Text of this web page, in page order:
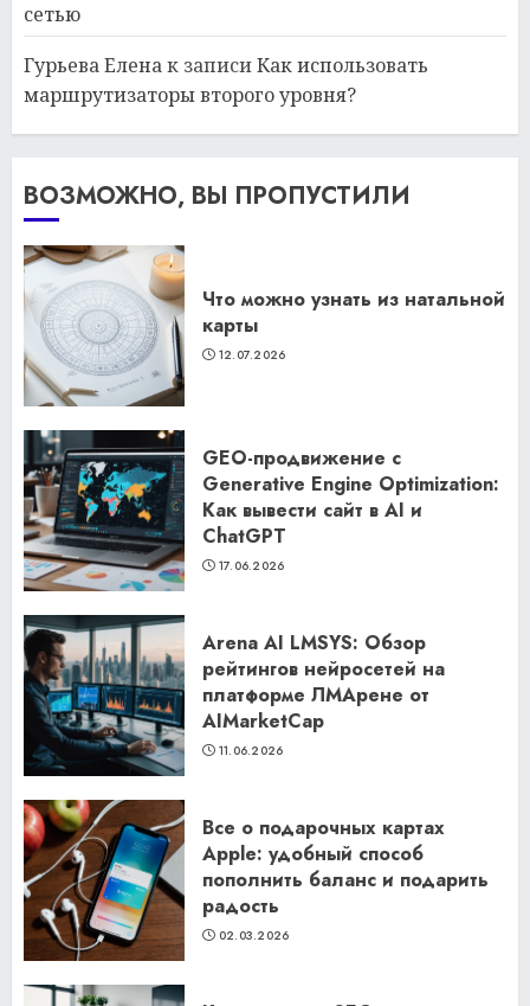
сетью
Гурьева Еленак записиКак использовать
маршрутизаторы второго уровня?
ВОЗМОЖНО, ВЫ ПРОПУСТИЛИ
Что можно узнать из натальной
карты
12.07.2026
GEO-продвижение с
Generative Engine Optimization:
Как вывести сайт в AI и
ChatGPT
17.06.2026
Arena AI LMSYS: Обзор
рейтингов нейросетей на
платформе ЛМАрене от
AIMarketCap
11.06.2026
Все о подарочных картах
Apple: удобный способ
пополнить баланс и подарить
радость
02.03.2026